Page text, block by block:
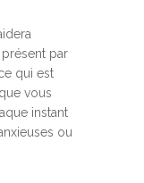
par
qui est
vous
instant
ou